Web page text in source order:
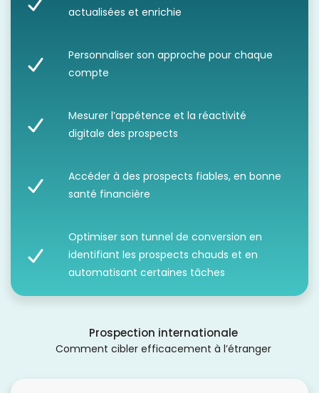
actualisées et enrichie
Personnaliser son approche pour chaque
compte
Mesurer l’appétence et la réactivité
digitale des prospects
Accéder à des prospects fiables, en bonne
santé financière
Optimiser son tunnel de conversion en
identifiant les prospects chauds et en
automatisant certaines tâches
Prospection internationale
Comment cibler efficacement à l’étranger